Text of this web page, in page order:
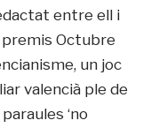
entre ell i
premis Octubre
un joc
valencià ple de
‘no